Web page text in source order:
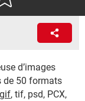
d’images
de 50 formats
gif, tif, psd, PCX,